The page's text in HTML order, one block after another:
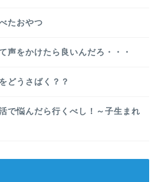
たおやつ
声をかけたら良いんだろ・・・
どうさばく？？
で悩んだら行くべし！～子生まれ